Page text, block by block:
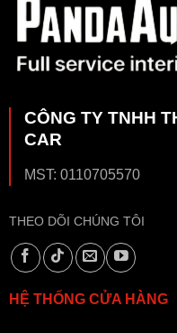
CÔNG TY TNHH
CAR
MST: 0110705570
THEO DÕI CHÚNG TÔI
HỆ THỐNG CỬA HÀNG